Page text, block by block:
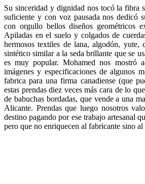
Su sinceridad y dignidad nos tocó la fibra
suficiente y con voz pausada nos dedicó
con orgullo bellos diseños geométricos
Apiladas en el suelo y colgados de
hermosos textiles de lana, algodón, yute,
sintético similar a la seda brillante que se
es muy popular. Mohamed nos mostró
imágenes y especificaciones de algunos
fabrica para una firma canadiense (que
estas prendas diez veces más cara de lo
de babuchas bordadas, que vende a una
Alicante. Prendas que luego nosotros
destino pagando por ese trabajo artesanal
pero que no enriquecen al fabricante sino